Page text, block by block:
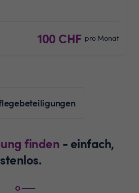
100 CHF pro Monat
finden - einfach,